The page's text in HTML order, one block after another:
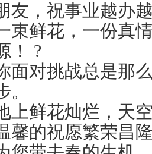
友，祝事业越办
束鲜花，一份真
！ ?
面对挑战总是那
。
上鲜花灿烂，天
馨的祝愿繁荣昌